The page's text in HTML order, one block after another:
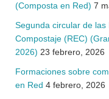
(Composta en Red) 7
Segunda circular de
Compostaje (REC)
2026) 23 febrero, 2026
Formaciones sobre
en Red 4 febrero, 2026